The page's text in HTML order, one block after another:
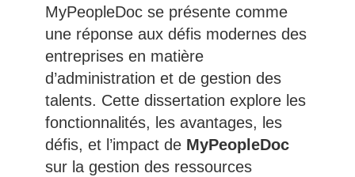
MyPeopleDoc se présente comme
une réponse aux défis modernes des
entreprises en matière
d’administration et de gestion des
talents. Cette dissertation explore les
fonctionnalités, les avantages, les
défis, et l’impact de MyPeopleDoc
sur la gestion des ressources